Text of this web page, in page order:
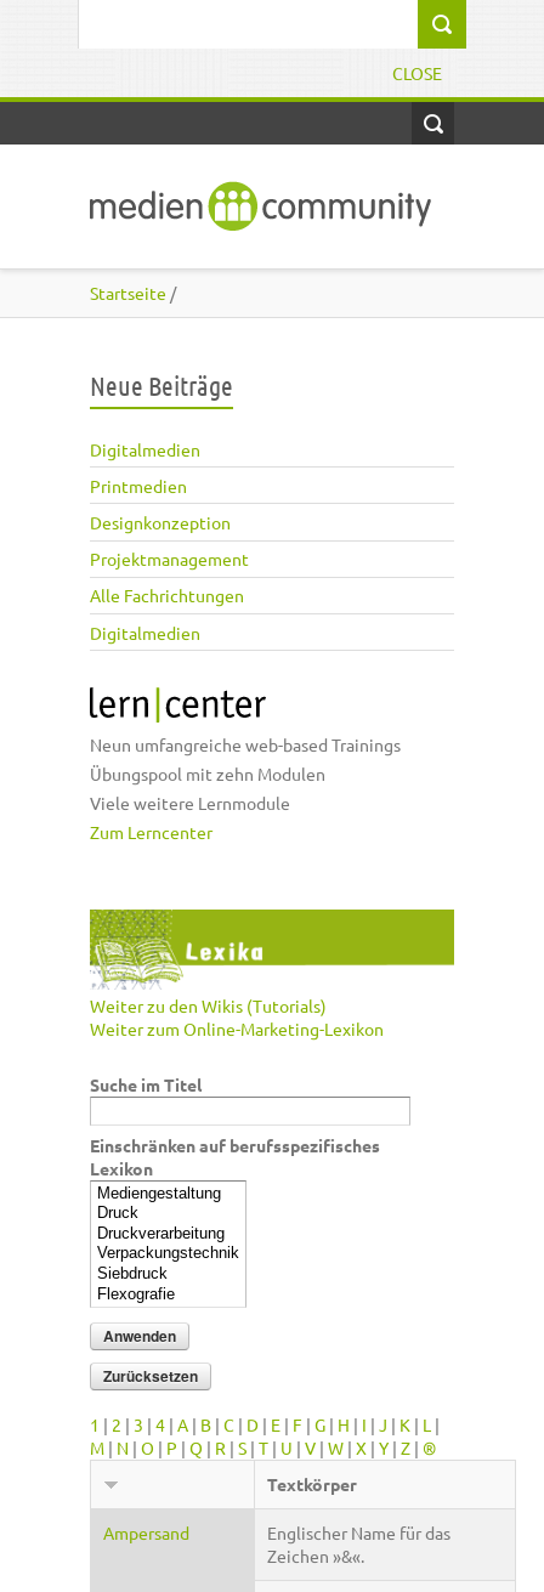
CLOSE
Startseite /
Neue Beiträge
Digitalmedien
Printmedien
Designkonzeption
Projektmanagement
Alle Fachrichtungen
Digitalmedien
Neun umfangreiche web-based Trainings
Übungspool mit zehn Modulen
Viele weitere Lernmodule
Zum Lerncenter
Weiter zu den Wikis (Tutorials)
Weiter zum Online-Marketing-Lexikon
Suche im Titel
Einschränken auf berufsspezifisches
Lexikon
1 | 2 | 3 | 4 | A | B | C | D | E | F | G | H | I | J | K | L |
M | N | O | P | Q | R | S | T | U | V | W | X | Y | Z | ®
Textkörper
Ampersand
Englischer Name für das
Zeichen »&«.